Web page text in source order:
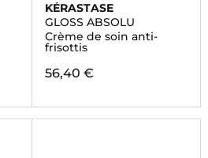
KÉRASTASE
GLOSS ABSOLU
Crème de soin anti-
frisottis
56,40 €